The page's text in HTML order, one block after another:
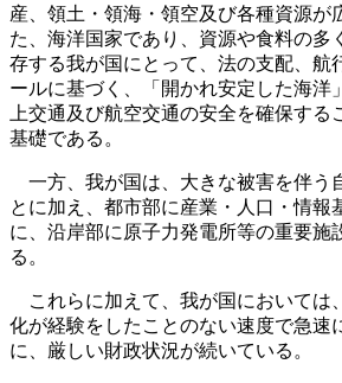
産、領土・領海・領空及び各種資源が
た、海洋国家であり、資源や食料の多
存する我が国にとって、法の支配、航
ールに基づく、「開かれ安定した海洋
上交通及び航空交通の安全を確保す
基礎である。
一方、我が国は、大きな被害を伴う
とに加え、都市部に産業・人口・情報
に、沿岸部に原子力発電所等の重要施
る。
これらに加えて、我が国においては
化が経験をしたことのない速度で急速
に、厳しい財政状況が続いている。